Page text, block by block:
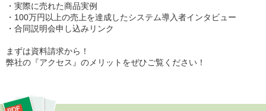
・実際に売れた商品実例
・100万円以上の売上を達成したシステム導入者インタビュー
・合同説明会申し込みリンク
まずは資料請求から！
弊社の『アクセス』のメリットをぜひご覧ください！